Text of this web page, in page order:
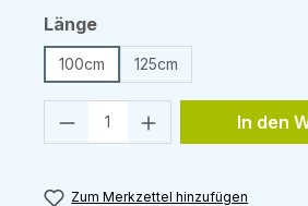
Längeauswählen
100cm 125cm
Produkt Anzahl: Gib
In den
Zum Merkzettel hinzufügen